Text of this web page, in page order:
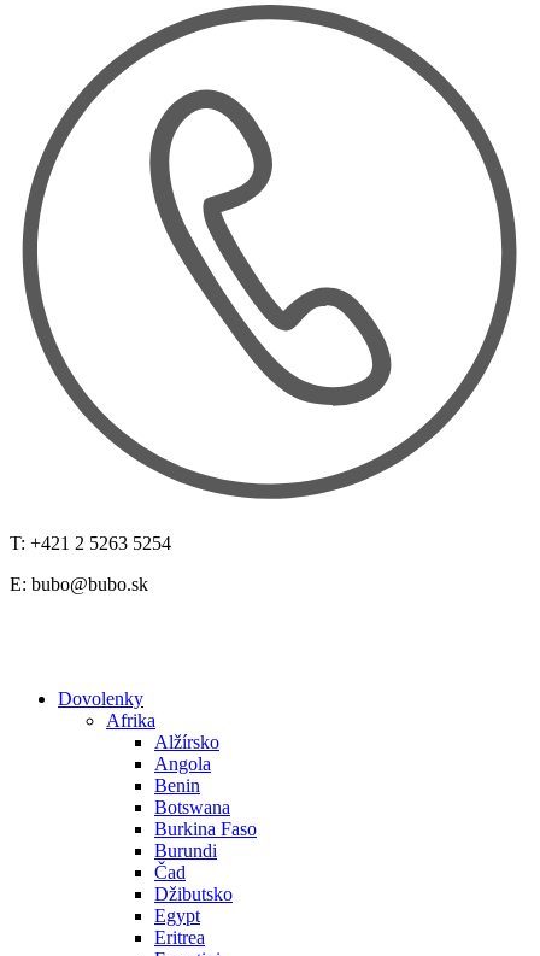
T: +421 2 5263 5254
E: bubo@bubo.sk
Dovolenky
Afrika
Alžírsko
Angola
Benin
Botswana
Burkina Faso
Burundi
Čad
Džibutsko
Egypt
Eritrea